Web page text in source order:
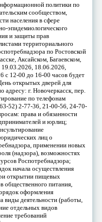
политики по
сообществом,
населения в сфере
эпидемиологического
и защиты прав
территориального
по Ростовской
Аксайском, Багаевском,
18.06.2026,
с 12-00 до 16-00 часов будет
открытых дверей для
адресу: г. Новочеркасск, пер.
по телефонам
52) 2-77-36, 21-00-56, 24-70-
права и обязанности
и юрлиц;
лиц о
применении новых
(надзора), возможностях
Роспотребнадзора;
начала осуществления
открытии пищевых
общественного питания,
оформления
виды деятельности (работы,
отдельных видов
требований